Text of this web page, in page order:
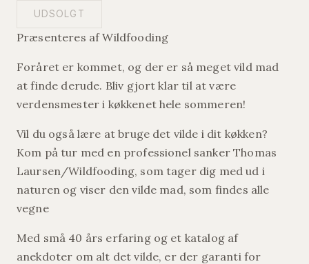
UDSOLGT
Præsenteres af Wildfooding
Foråret er kommet, og der er så meget vild mad
at finde derude. Bliv gjort klar til at være
verdensmester i køkkenet hele sommeren!
Vil du også lære at bruge det vilde i dit køkken?
Kom på tur med en professionel sanker Thomas
Laursen/Wildfooding, som tager dig med ud i
naturen og viser den vilde mad, som findes alle
vegne
Med små 40 års erfaring og et katalog af
anekdoter om alt det vilde, er der garanti for